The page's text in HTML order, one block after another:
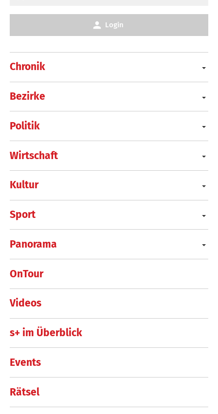
Chronik
Bezirke
Politik
Wirtschaft
Kultur
Sport
Panorama
OnTour
Videos
s+ im Überblick
Events
Rätsel
Login